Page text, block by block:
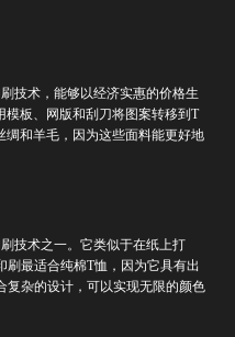
技术，能够以经济实惠的价格生
模板、网版和刮刀将图案转移到T
和羊毛，因为这些面料能更好地
技术之一。它类似于在纸上打
最适合纯棉T恤，因为它具有出
复杂的设计，可以实现无限的颜色